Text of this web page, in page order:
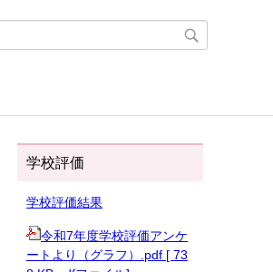
学校評価
学校評価結果
令和7年度学校評価アンケ
ートより（グラフ）.pdf [ 73